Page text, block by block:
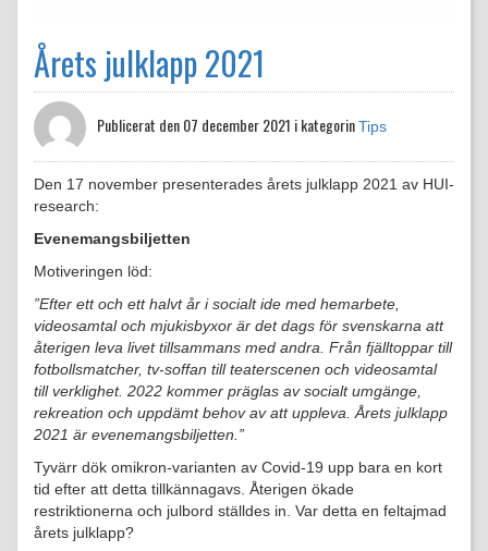
Årets julklapp 2021
Publicerat den07 december 2021 i kategorinTips
Den 17 november presenterades årets julklapp 2021 av HUI-
research:
Evenemangsbiljetten
Motiveringen löd:
”Efter ett och ett halvt år i socialt ide med hemarbete,
videosamtal och mjukisbyxor är det dags för svenskarna att
återigen leva livet tillsammans med andra. Från fjälltoppar till
fotbollsmatcher, tv-soffan till teaterscenen och videosamtal
till verklighet. 2022 kommer präglas av socialt umgänge,
rekreation och uppdämt behov av att uppleva. Årets julklapp
2021 är evenemangsbiljetten.”
Tyvärr dök omikron-varianten av Covid-19 upp bara en kort
tid efter att detta tillkännagavs. Återigen ökade
restriktionerna och julbord ställdes in. Var detta en feltajmad
årets julklapp?